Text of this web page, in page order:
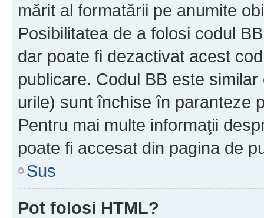
mărit al formatării pe anumite
Posibilitatea de a folosi codul
dar poate fi dezactivat acest
publicare. Codul BB este
urile) sunt închise în paranteze
Pentru mai multe informaţii
poate fi accesat din pagina de
Sus
Pot folosi HTML?